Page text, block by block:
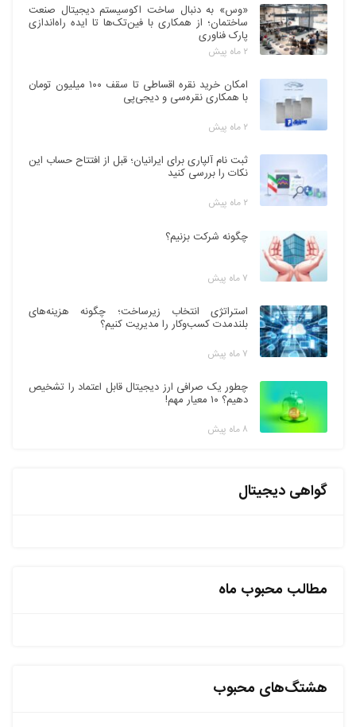
«وس» به دنبال ساخت اکوسیستم دیجیتال صنعت
ساختمان؛ از همکاری با فین‌تک‌ها تا ایده راه‌اندازی
پارک فناوری
۲ ماه پیش
امکان خرید نقره اقساطی تا سقف ۱۰۰ میلیون تومان
با همکاری نقره‌سی و دیجی‌پی
۲ ماه پیش
ثبت نام آلپاری برای ایرانیان؛ قبل از افتتاح حساب این
نکات را بررسی کنید
۲ ماه پیش
چگونه شرکت بزنیم؟
۷ ماه پیش
استراتژی انتخاب زیرساخت؛ چگونه هزینه‌های
بلندمدت کسب‌وکار را مدیریت کنیم؟
۷ ماه پیش
چطور یک صرافی ارز دیجیتال قابل اعتماد را تشخیص
دهیم؟ ۱۰ معیار مهم!
۸ ماه پیش
گواهی دیجیتال
مطالب محبوب ماه
هشتگ‌های محبوب